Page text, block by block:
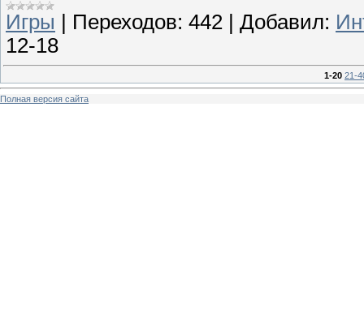
Игры
Переходов: 442 Добавил:
12-18
1-20 21-
Полная версия сайта